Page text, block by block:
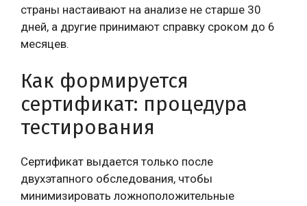
страны настаивают на анализе не старше 30
дней, а другие принимают справку сроком до 6
месяцев.
Как формируется
сертификат: процедура
тестирования
Сертификат выдается только после
двухэтапного обследования, чтобы
минимизировать ложноположительные